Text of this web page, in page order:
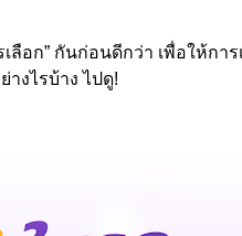
อก” กันก่อนดีกว่า เพื่อให้การ
งไรบ้าง ไปดู!